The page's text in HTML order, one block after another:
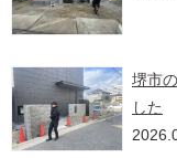
堺市
した